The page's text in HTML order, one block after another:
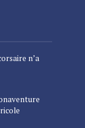
n’a